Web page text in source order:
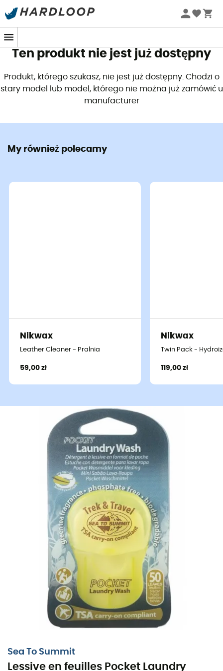
Letnie promocje 🔥 -5% DODATKOWO przy zakupie 2
Ten produkt nie jest już dostępny
Produkt, którego szukasz, nie jest już dostępny. Chodzi o
stary model lub model, którego nie można już zamówić u
manufacturer
My również polecamy
Nikwax
Leather Cleaner - Pralnia
59,00 zł
Nikwax
Twin Pack -
119,00 zł
Sea To Summit
Lessive en feuilles Pocket Laundry
Przyroda jest dzika, ale czy ty też musisz taka być?
Na szczęścieSea to Summitmyśli o wszystkim!